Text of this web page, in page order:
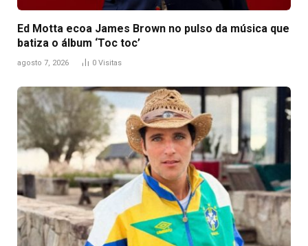
Ed Motta ecoa James Brown no pulso da música que
batiza o álbum ‘Toc toc’
agosto 7, 2026 0 Visitas